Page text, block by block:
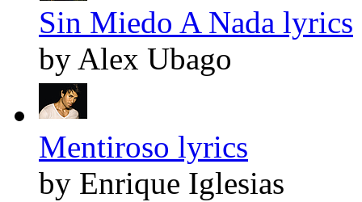
Sin Miedo A Nada lyrics
by Alex Ubago
Mentiroso lyrics
by Enrique Iglesias